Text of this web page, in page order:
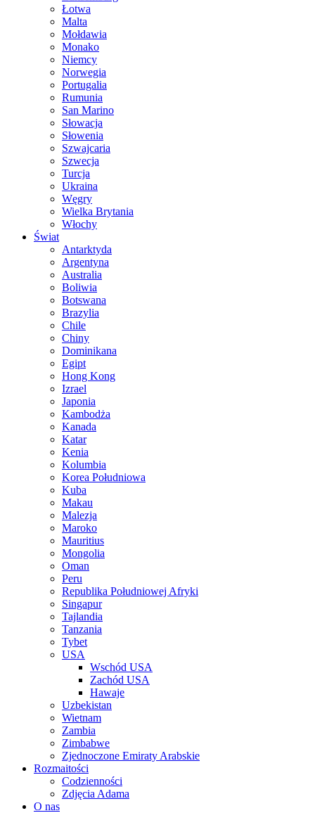
Łotwa
Malta
Mołdawia
Monako
Niemcy
Norwegia
Portugalia
Rumunia
San Marino
Słowacja
Słowenia
Szwajcaria
Szwecja
Turcja
Ukraina
Węgry
Wielka Brytania
Włochy
Świat
Antarktyda
Argentyna
Australia
Boliwia
Botswana
Brazylia
Chile
Chiny
Dominikana
Egipt
Hong Kong
Izrael
Japonia
Kambodża
Kanada
Katar
Kenia
Kolumbia
Korea Południowa
Kuba
Makau
Malezja
Maroko
Mauritius
Mongolia
Oman
Peru
Republika Południowej Afryki
Singapur
Tajlandia
Tanzania
Tybet
USA
Wschód USA
Zachód USA
Hawaje
Uzbekistan
Wietnam
Zambia
Zimbabwe
Zjednoczone Emiraty Arabskie
Rozmaitości
Codzienności
Zdjęcia Adama
O nas